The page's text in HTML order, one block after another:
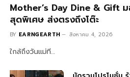
Mother’s Day Dine & Gift
สุดพิเศษ ส่งตรงถึงโต๊ะ
BY EARNGEARTH สิงหาคม 4, 2026
ใกล้ถึงวันแม่ที…